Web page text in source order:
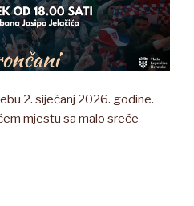
2. siječanj 2026. godine.
mjestu sa malo sreće